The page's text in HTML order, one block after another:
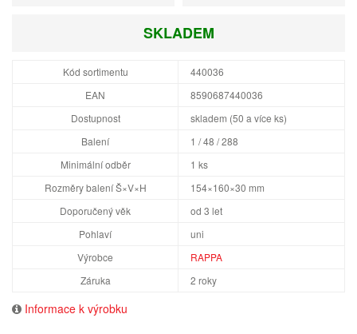
SKLADEM
Kód sortimentu
440036
EAN
8590687440036
Dostupnost
skladem (50 a více ks)
Balení
1 / 48 / 288
Minimální odběr
1 ks
Rozměry balení Š×V×H
154×160×30 mm
Doporučený věk
od 3 let
Pohlaví
uni
Výrobce
RAPPA
Záruka
2 roky
Informace k výrobku